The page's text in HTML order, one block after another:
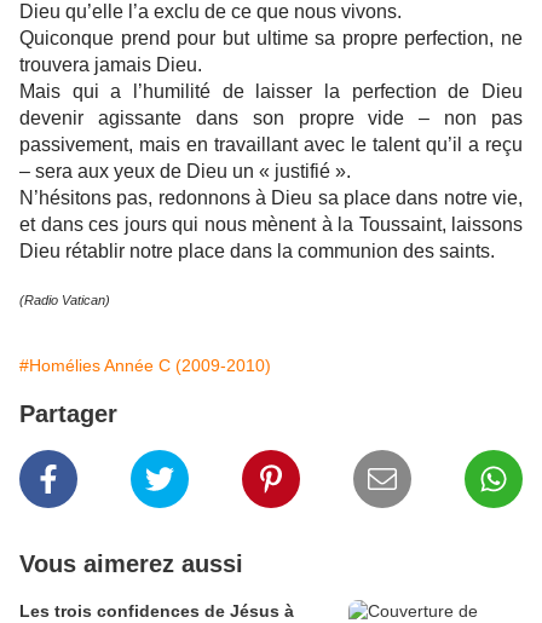
Dieu qu’elle l’a exclu de ce que nous vivons.
Quiconque prend pour but ultime sa propre perfection, ne
trouvera jamais Dieu.
Mais qui a l’humilité de laisser la perfection de Dieu
devenir agissante dans son propre vide – non pas
passivement, mais en travaillant avec le talent qu’il a reçu
– sera aux yeux de Dieu un « justifié ».
N’hésitons pas, redonnons à Dieu sa place dans notre vie,
et dans ces jours qui nous mènent à la Toussaint, laissons
Dieu rétablir notre place dans la communion des saints.
(Radio Vatican)
#Homélies Année C (2009-2010)
Partager
Vous aimerez aussi
Les trois confidences de Jésus à